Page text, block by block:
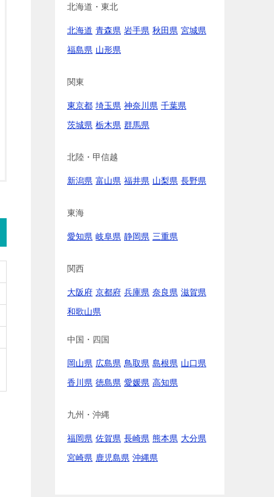
北海道・東北
北海道 青森県 岩手県 秋田県 宮城県
福島県 山形県
関東
東京都 埼玉県 神奈川県 千葉県
茨城県 栃木県 群馬県
北陸・甲信越
新潟県 富山県 福井県 山梨県 長野県
東海
愛知県 岐阜県 静岡県 三重県
関西
大阪府 京都府 兵庫県 奈良県 滋賀県
和歌山県
中国・四国
岡山県 広島県 鳥取県 島根県 山口県
香川県 徳島県 愛媛県 高知県
九州・沖縄
福岡県 佐賀県 長崎県 熊本県 大分県
宮崎県 鹿児島県 沖縄県